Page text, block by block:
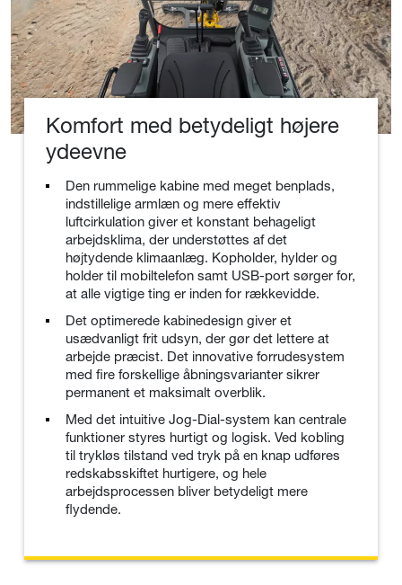
Komfort med betydeligt højere
ydeevne
Den rummelige kabine med meget benplads,
indstillelige armlæn og mere effektiv
luftcirkulation giver et konstant behageligt
arbejdsklima, der understøttes af det
højtydende klimaanlæg. Kopholder, hylder og
holder til mobiltelefon samt USB-port sørger for,
at alle vigtige ting er inden for rækkevidde.
Det optimerede kabinedesign giver et
usædvanligt frit udsyn, der gør det lettere at
arbejde præcist. Det innovative forrudesystem
med fire forskellige åbningsvarianter sikrer
permanent et maksimalt overblik.
Med det intuitive Jog-Dial-system kan centrale
funktioner styres hurtigt og logisk. Ved kobling
til trykløs tilstand ved tryk på en knap udføres
redskabsskiftet hurtigere, og hele
arbejdsprocessen bliver betydeligt mere
flydende.